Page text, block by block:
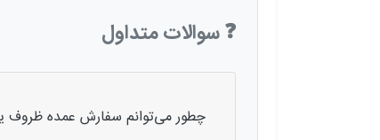
❓ سوالات متداول
چطور می‌توانم سفارش عمده ظروف